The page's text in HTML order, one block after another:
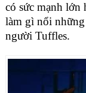
có sức mạnh lớn
làm gì nổi
người Tuffles.